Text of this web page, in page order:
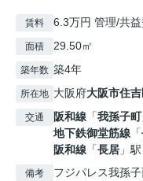
賃料 6.3万円 管理/共
面積 29.50㎡
築年数 築4年
所在地 大阪府大阪市住
交通 阪和線 「我孫子町
地下鉄御堂筋線 「
阪和線 「長居 」
備考
フジパレス我孫